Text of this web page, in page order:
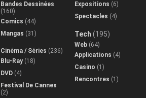
Bandes Dessinées
(160)
Comics (44)
Mangas (31)
Cinéma / Séries (236)
Blu-Ray(18)
DVD (4)
Festival De Cannes
(2)
Expositions (6)
Spectacles (4)
Tech (195)
Web (64)
Applications (4)
Casino (1)
Rencontres (1)